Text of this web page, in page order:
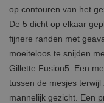
op contouren van het
De 5 dicht op elkaar
fijnere randen met
moeiteloos te snijden
Gillette Fusion5. Een
tussen de mesjes
mannelijk gezicht. Een